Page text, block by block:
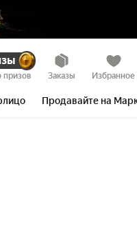
призов Заказы Избранное
Продавайте на